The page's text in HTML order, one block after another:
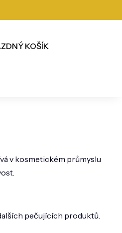
KOŠÍK
v kosmetickém průmyslu
pečujících produktů.